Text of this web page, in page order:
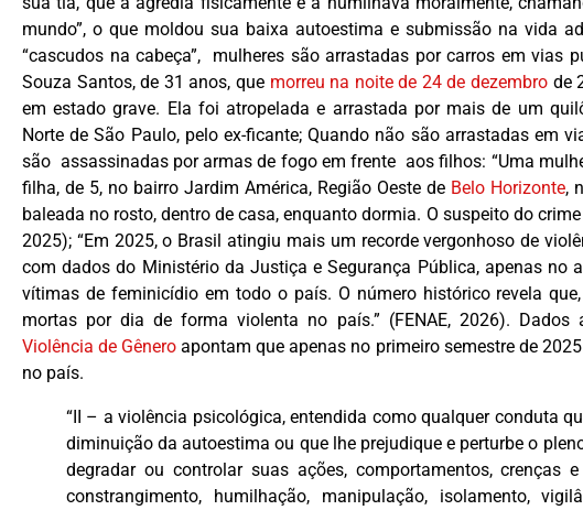
mundo”, o que moldou sua baixa autoestima e submissão na vida
“cascudos na cabeça”, mulheres são arrastadas por carros em vias
Souza Santos, de 31 anos, que morreu na noite de 24 de dezembro de
em estado grave. Ela foi atropelada e arrastada por mais de um
Norte de São Paulo, pelo ex-ficante; Quando não são arrastadas em
são assassinadas por armas de fogo em frente aos filhos: “Uma
filha, de 5, no bairro Jardim América, Região Oeste de Belo Horizonte,
baleada no rosto, dentro de casa, enquanto dormia. O suspeito do
2025); “Em 2025, o Brasil atingiu mais um recorde vergonhoso de
com dados do Ministério da Justiça e Segurança Pública, apenas no
vítimas de feminicídio em todo o país. O número histórico revela
mortas por dia de forma violenta no país.” (FENAE, 2026). Dados
Violência de Gênero apontam que apenas no primeiro semestre de
no país.
“II – a violência psicológica, entendida como qualquer conduta
diminuição da autoestima ou que lhe prejudique e perturbe o
degradar ou controlar suas ações, comportamentos, crenças
constrangimento, humilhação, manipulação, isolamento,